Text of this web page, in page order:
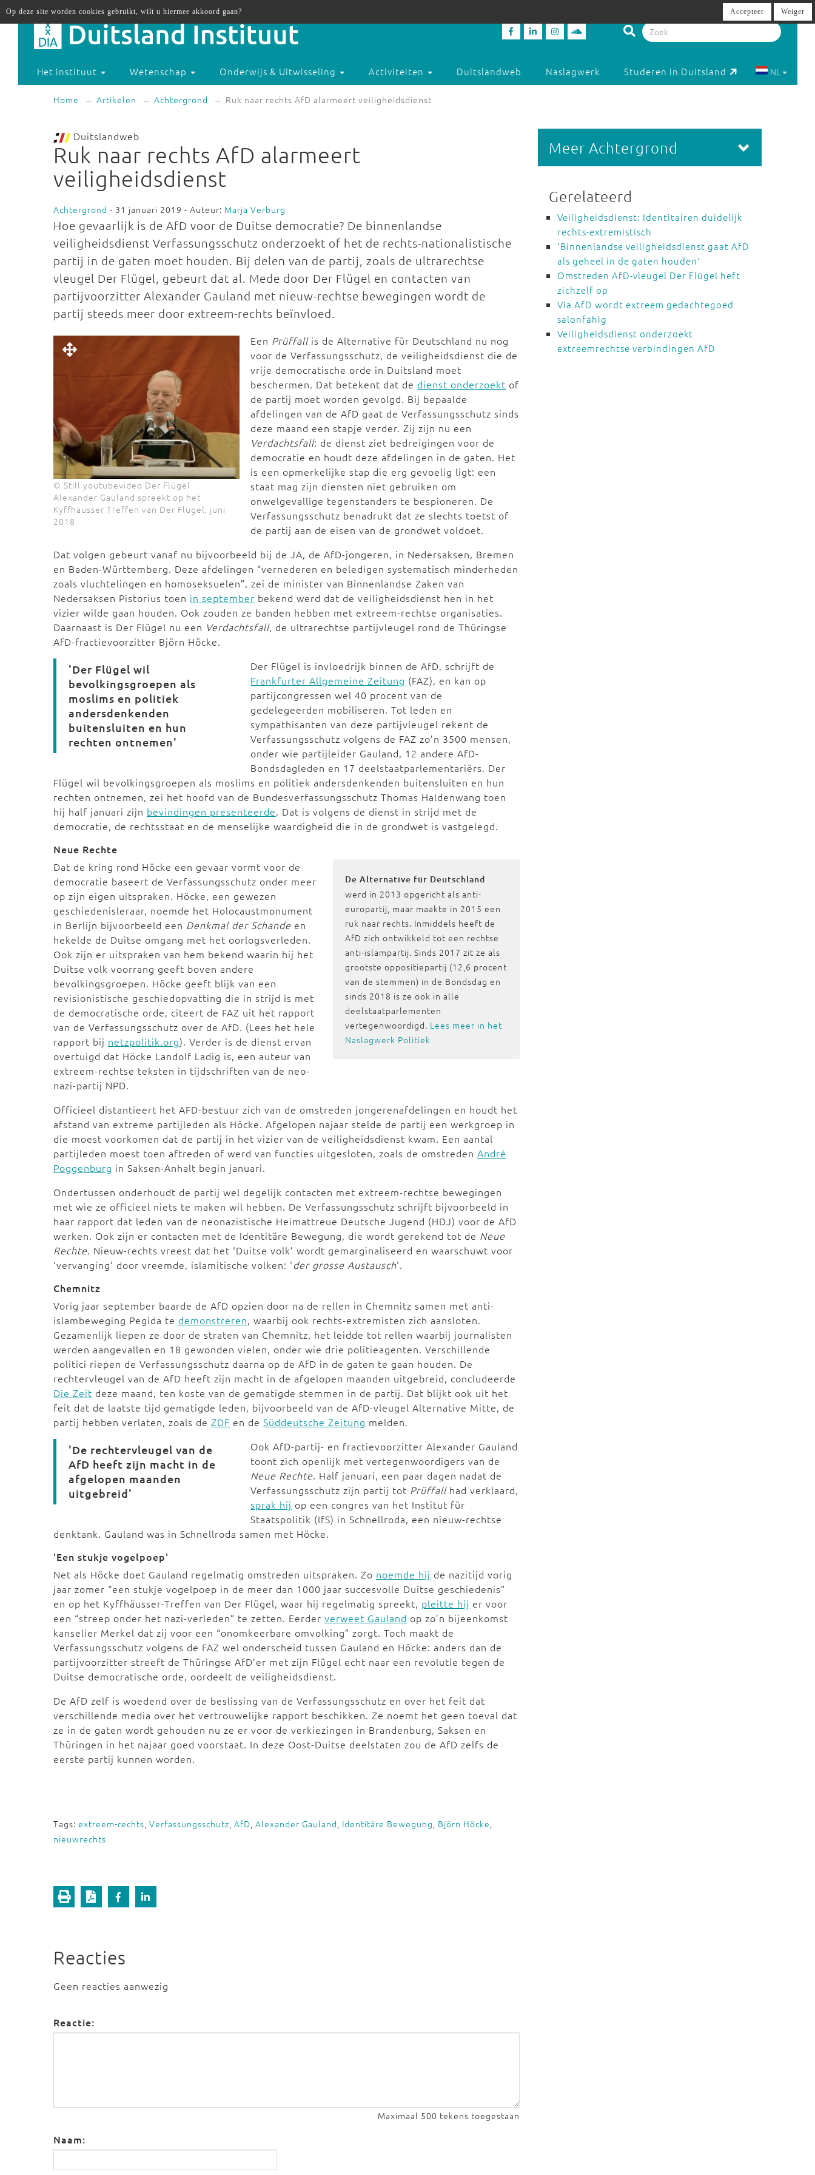
Het instituut Wetenschap Onderwijs & Uitwisseling Activiteiten Duitslandweb Naslagwerk Studeren in Duitsland NL
Home Artikelen Achtergrond Ruk naar rechts AfD alarmeert veiligheidsdienst
Duitslandweb
Ruk naar rechts AfD alarmeert
veiligheidsdienst
Achtergrond - 31 januari 2019 - Auteur: Marja Verburg
Hoe gevaarlijk is de AfD voor de Duitse democratie? De binnenlandse
veiligheidsdienst Verfassungsschutz onderzoekt of het de rechts-nationalistische
partij in de gaten moet houden. Bij delen van de partij, zoals de ultrarechtse
vleugel Der Flügel, gebeurt dat al. Mede door Der Flügel en contacten van
partijvoorzitter Alexander Gauland met nieuw-rechtse bewegingen wordt de
partij steeds meer door extreem-rechts beïnvloed.
© Still youtubevideo Der Flügel
Alexander Gauland spreekt op het
Kyffhäusser Treffen van Der Flügel, juni
2018
Een Prüffallis de Alternative für Deutschland nu nog
voor de Verfassungsschutz, de veiligheidsdienst die de
vrije democratische orde in Duitsland moet
beschermen. Dat betekent dat de dienst onderzoekt of
de partij moet worden gevolgd. Bij bepaalde
afdelingen van de AfD gaat de Verfassungsschutz sinds
deze maand een stapje verder. Zij zijn nu een
Verdachtsfall: de dienst ziet bedreigingen voor de
democratie en houdt deze afdelingen in de gaten. Het
is een opmerkelijke stap die erg gevoelig ligt: een
staat mag zijn diensten niet gebruiken om
onwelgevallige tegenstanders te bespioneren. De
Verfassungsschutz benadrukt dat ze slechts toetst of
de partij aan de eisen van de grondwet voldoet.
Dat volgen gebeurt vanaf nu bijvoorbeeld bij de JA, de AfD-jongeren, in Nedersaksen, Bremen
en Baden-Württemberg. Deze afdelingen “vernederen en beledigen systematisch minderheden
zoals vluchtelingen en homoseksuelen”, zei de minister van Binnenlandse Zaken van
Nedersaksen Pistorius toen in september bekend werd dat de veiligheidsdienst hen in het
vizier wilde gaan houden. Ook zouden ze banden hebben met extreem-rechtse organisaties.
Daarnaast is Der Flügel nu een Verdachtsfall, de ultrarechtse partijvleugel rond de Thüringse
AfD-fractievoorzitter Björn Höcke.
'Der Flügel wil
bevolkingsgroepen als
moslims en politiek
andersdenkenden
buitensluiten en hun
rechten ontnemen'
Der Flügel is invloedrijk binnen de AfD, schrijft de
Frankfurter Allgemeine Zeitung (FAZ), en kan op
partijcongressen wel 40 procent van de
gedelegeerden mobiliseren. Tot leden en
sympathisanten van deze partijvleugel rekent de
Verfassungsschutz volgens de FAZ zo’n 3500 mensen,
onder wie partijleider Gauland, 12 andere AfD-
Bondsdagleden en 17 deelstaatparlementariërs. Der
Flügel wil bevolkingsgroepen als moslims en politiek andersdenkenden buitensluiten en hun
rechten ontnemen, zei het hoofd van de Bundesverfassungsschutz Thomas Haldenwang toen
hij half januari zijn bevindingen presenteerde. Dat is volgens de dienst in strijd met de
democratie, de rechtsstaat en de menselijke waardigheid die in de grondwet is vastgelegd.
Neue Rechte
De Alternative für Deutschland
werd in 2013 opgericht als anti-
europartij, maar maakte in 2015 een
ruk naar rechts. Inmiddels heeft de
AfD zich ontwikkeld tot een rechtse
anti-islampartij. Sinds 2017 zit ze als
grootste oppositiepartij (12,6 procent
van de stemmen) in de Bondsdag en
sinds 2018 is ze ook in alle
deelstaatparlementen
vertegenwoordigd. Lees meer in het
Naslagwerk Politiek
Dat de kring rond Höcke een gevaar vormt voor de
democratie baseert de Verfassungsschutz onder meer
op zijn eigen uitspraken. Höcke, een gewezen
geschiedenisleraar, noemde het Holocaustmonument
in Berlijn bijvoorbeeld een Denkmal der Schande en
hekelde de Duitse omgang met het oorlogsverleden.
Ook zijn er uitspraken van hem bekend waarin hij het
Duitse volk voorrang geeft boven andere
bevolkingsgroepen. Höcke geeft blijk van een
revisionistische geschiedopvatting die in strijd is met
de democratische orde, citeert de FAZ uit het rapport
van de Verfassungsschutz over de AfD. (Lees het hele
rapport bij netzpolitik.org). Verder is de dienst ervan
overtuigd dat Höcke Landolf Ladig is, een auteur van
extreem-rechtse teksten in tijdschriften van de neo-
nazi-partij NPD.
Officieel distantieert het AFD-bestuur zich van de omstreden jongerenafdelingen en houdt het
afstand van extreme partijleden als Höcke. Afgelopen najaar stelde de partij een werkgroep in
die moest voorkomen dat de partij in het vizier van de veiligheidsdienst kwam. Een aantal
partijleden moest toen aftreden of werd van functies uitgesloten, zoals de omstreden André
Poggenburg in Saksen-Anhalt begin januari.
Ondertussen onderhoudt de partij wel degelijk contacten met extreem-rechtse bewegingen
met wie ze officieel niets te maken wil hebben. De Verfassungsschutz schrijft bijvoorbeeld in
haar rapport dat leden van de neonazistische Heimattreue Deutsche Jugend (HDJ) voor de AfD
werken. Ook zijn er contacten met de Identitäre Bewegung, die wordt gerekend tot de Neue
Rechte. Nieuw-rechts vreest dat het ‘Duitse volk’ wordt gemarginaliseerd en waarschuwt voor
‘vervanging’ door vreemde, islamitische volken: 'der grosse Austausch'.
Chemnitz
Vorig jaar september baarde de AfD opzien door na de rellen in Chemnitz samen met anti-
islambeweging Pegida te demonstreren, waarbij ook rechts-extremisten zich aansloten.
Gezamenlijk liepen ze door de straten van Chemnitz, het leidde tot rellen waarbij journalisten
werden aangevallen en 18 gewonden vielen, onder wie drie politieagenten. Verschillende
politici riepen de Verfassungsschutz daarna op de AfD in de gaten te gaan houden. De
rechtervleugel van de AfD heeft zijn macht in de afgelopen maanden uitgebreid, concludeerde
Die Zeit deze maand, ten koste van de gematigde stemmen in de partij. Dat blijkt ook uit het
feit dat de laatste tijd gematigde leden, bijvoorbeeld van de AfD-vleugel Alternative Mitte, de
partij hebben verlaten, zoals de ZDF en de Süddeutsche Zeitung melden.
'De rechtervleugel van de
AfD heeft zijn macht in de
afgelopen maanden
uitgebreid'
Ook AfD-partij- en fractievoorzitter Alexander Gauland
toont zich openlijk met vertegenwoordigers van de
Neue Rechte. Half januari, een paar dagen nadat de
Verfassungsschutz zijn partij tot Prüffallhad verklaard,
sprak hij op een congres van het Institut für
Staatspolitik (IfS) in Schnellroda, een nieuw-rechtse
denktank. Gauland was in Schnellroda samen met Höcke.
'Een stukje vogelpoep'
Net als Höcke doet Gauland regelmatig omstreden uitspraken. Zo noemde hij de nazitijd vorig
jaar zomer “een stukje vogelpoep in de meer dan 1000 jaar succesvolle Duitse geschiedenis”
en op het Kyffhäusser-Treffen van Der Flügel, waar hij regelmatig spreekt, pleitte hij er voor
een “streep onder het nazi-verleden” te zetten. Eerder verweet Gauland op zo’n bijeenkomst
kanselier Merkel dat zij voor een “onomkeerbare omvolking” zorgt. Toch maakt de
Verfassungsschutz volgens de FAZ wel onderscheid tussen Gauland en Höcke: anders dan de
partijvoorzitter streeft de Thüringse AfD’er met zijn Flügel echt naar een revolutie tegen de
Duitse democratische orde, oordeelt de veiligheidsdienst.
De AfD zelf is woedend over de beslissing van de Verfassungsschutz en over het feit dat
verschillende media over het vertrouwelijke rapport beschikken. Ze noemt het geen toeval dat
ze in de gaten wordt gehouden nu ze er voor de verkiezingen in Brandenburg, Saksen en
Thüringen in het najaar goed voorstaat. In deze Oost-Duitse deelstaten zou de AfD zelfs de
eerste partij kunnen worden.
Tags: extreem-rechts, Verfassungsschutz, AfD, Alexander Gauland, Identitäre Bewegung, Björn Höcke,
nieuwrechts
Reacties
Geen reacties aanwezig
Reactie:
Maximaal 500 tekens toegestaan
Naam:
Meer Achtergrond
Gerelateerd
Veiligheidsdienst: Identitairen duidelijk
rechts-extremistisch
'Binnenlandse veiligheidsdienst gaat AfD
als geheel in de gaten houden'
Omstreden AfD-vleugel Der Flügel heft
zichzelf op
Via AfD wordt extreem gedachtegoed
salonfähig
Veiligheidsdienst onderzoekt
extreemrechtse verbindingen AfD
Op deze site worden cookies gebruikt, wilt u hiermee akkoord gaan? Accepteer Weiger